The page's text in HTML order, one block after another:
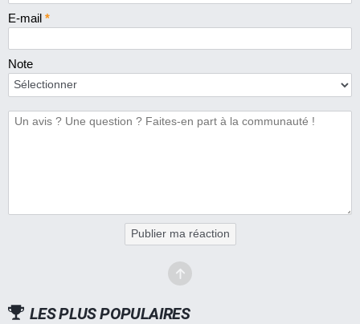
classiques
Sabot BCD Design pour MBK Booster Spirit
E-mail *
Note
Publier ma réaction
LES PLUS POPULAIRES